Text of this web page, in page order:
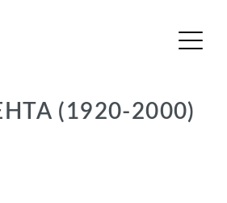
(1920-2000)